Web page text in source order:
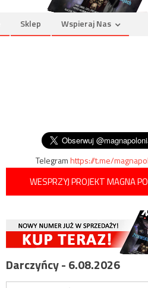
Sklep Wspieraj Nas
Telegramhttps://t.me/
WESPRZYJ PROJEKT MAGNA
Darczyńcy - 6.08.2026